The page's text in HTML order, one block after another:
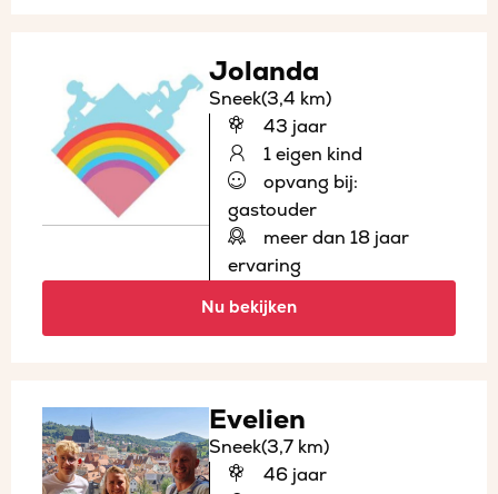
Jolanda
Sneek(3,4 km)
43 jaar
1 eigen kind
opvang bij:
gastouder
meer dan 18 jaar
ervaring
Nu bekijken
Evelien
Sneek(3,7 km)
46 jaar